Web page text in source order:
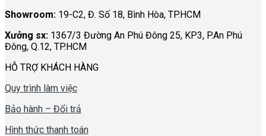
Showroom: 19-C2, Đ. Số 18, Bình Hòa, TP.HCM
Xưởng sx: 1367/3 Đường An Phú Đông 25, KP3, P.An Phú
Đông, Q.12, TP.HCM
HỖ TRỢ KHÁCH HÀNG
Quy trình làm việc
Bảo hành – Đổi trả
Hình thức thanh toán